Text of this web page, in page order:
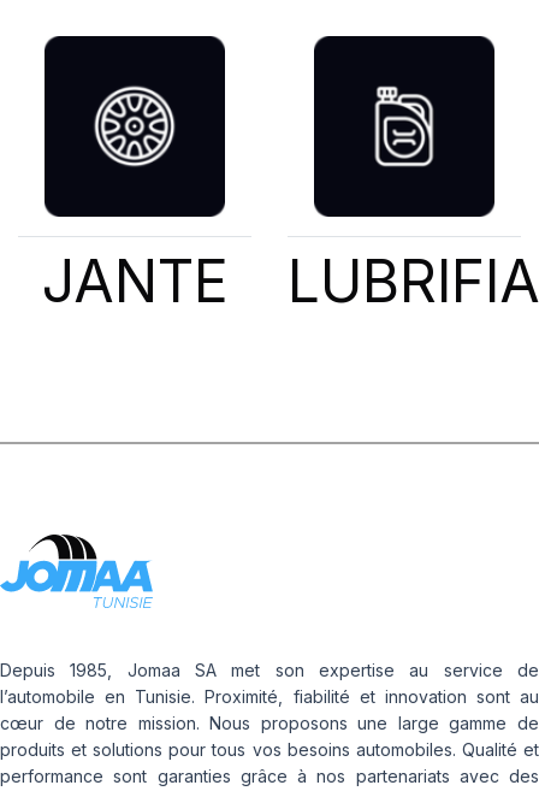
JANTE
Depuis 1985, Jomaa SA met son expertise au service de
l’automobile en Tunisie. Proximité, fiabilité et innovation sont au
cœur de notre mission. Nous proposons une large gamme de
produits et solutions pour tous vos besoins automobiles. Qualité et
performance sont garanties grâce à nos partenariats avec des